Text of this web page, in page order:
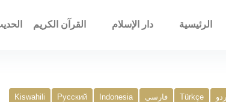
الرئيسية دار الإسلام القرآن الكريم
Türkçe فارسي Indonesia
Русский
Kiswahili